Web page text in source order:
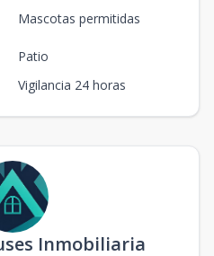
Mascotas permitidas
Patio
Vigilancia 24 horas
Inmobiliaria